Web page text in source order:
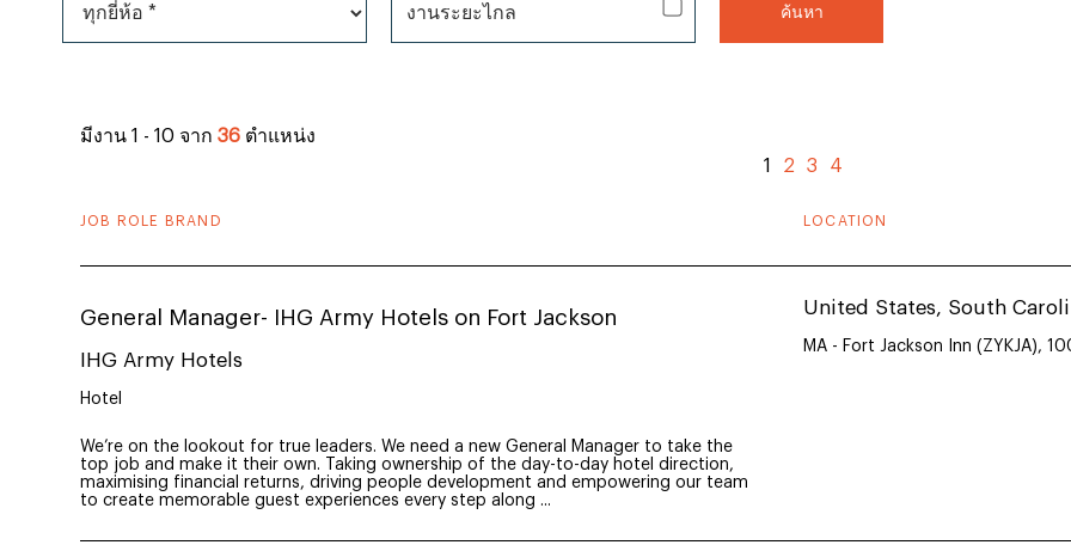
ทุกยี่ห้อ * งานระยะไกล ค้นหา
มีงาน 1 - 10 จาก 36 ตำแหน่ง
1
2 3 4
JOB ROLE BRAND
General Manager- IHG Army Hotels on Fort Jackson
IHG Army Hotels
Hotel
We’re on the lookout for true leaders. We need a new General Manager to take the
top job and make it their own. Taking ownership of the day-to-day hotel direction,
maximising financial returns, driving people development and empowering our team
to create memorable guest experiences every step along ...
LOCATION
United States, South
MA - Fort Jackson Inn (ZYKJA),